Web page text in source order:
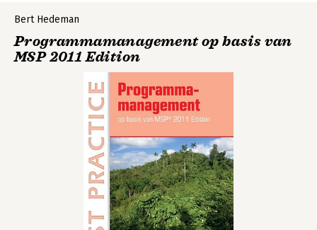
Bert Hedeman
Programmamanagement op basis van
MSP 2011 Edition